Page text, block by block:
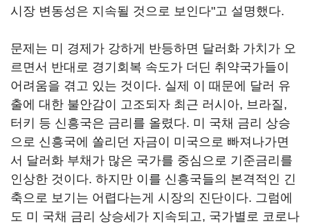
시장 변동성은 지속될 것으로 보인다"고 설명했다.
문제는 미 경제가 강하게 반등하면 달러화 가치가 오
르면서 반대로 경기회복 속도가 더딘 취약국가들이
어려움을 겪고 있는 것이다. 실제 이 때문에 달러 유
출에 대한 불안감이 고조되자 최근 러시아, 브라질,
터키 등 신흥국은 금리를 올렸다. 미 국채 금리 상승
으로 신흥국에 쏠리던 자금이 미국으로 빠져나가면
서 달러화 부채가 많은 국가를 중심으로 기준금리를
인상한 것이다. 하지만 이를 신흥국들의 본격적인 긴
축으로 보기는 어렵다는게 시장의 진단이다. 그럼에
도 미 국채 금리 상승세가 지속되고, 국가별로 코로나